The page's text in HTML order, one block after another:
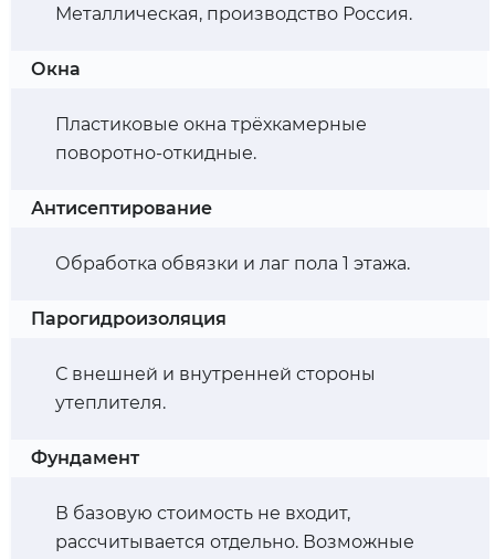
Металлическая, производство Россия.
Окна
Пластиковые окна трёхкамерные
поворотно-откидные.
Антисептирование
Обработка обвязки и лаг пола 1 этажа.
Парогидроизоляция
С внешней и внутренней стороны
утеплителя.
Фундамент
В базовую стоимость не входит,
рассчитывается отдельно. Возможные